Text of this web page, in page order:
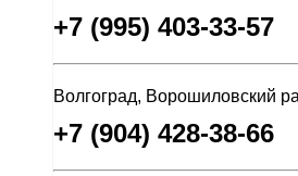
+7 (995) 403-33-57
Волгоград, Ворошиловский
+7 (904) 428-38-66